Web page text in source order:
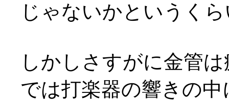
じゃないかというく
しかしさすがに金管
では打楽器の響きの